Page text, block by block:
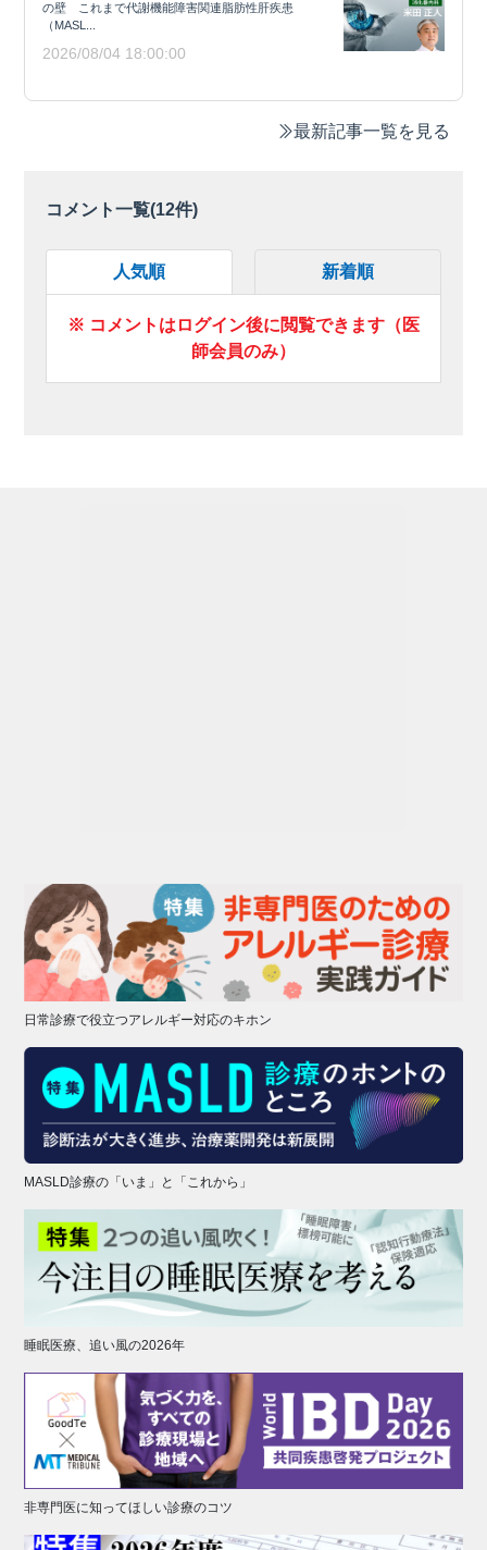
の壁 これまで代謝機能障害関連脂肪性肝疾患
（MASL...
2026/08/04 18:00:00
最新記事一覧を見る
コメント一覧(12件)
人気順 新着順
※ コメントはログイン後に閲覧できます（医
師会員のみ）
日常診療で役立つアレルギー対応のキホン
MASLD診療の「いま」と「これから」
睡眠医療、追い風の2026年
非専門医に知ってほしい診療のコツ